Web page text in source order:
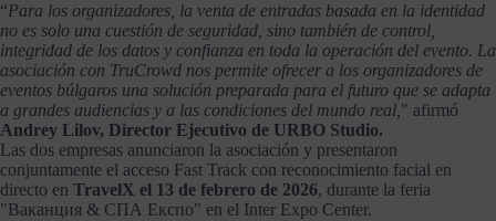
“Para los organizadores, la venta de entradas basada en la identidad
no es solo una cuestión de seguridad, sino también de control,
integridad de los datos y confianza en toda la operación del evento. La
asociación con TruCrowd nos permite ofrecer a los organizadores de
eventos búlgaros una solución preparada para el futuro que se adapta
a grandes audiencias y a las condiciones del mundo real, " afirmó
Andrey Lilov, Director Ejecutivo de URBO Studio.
Las dos empresas anunciaron la asociación y presentaron
conjuntamente el acceso Fast Track con reconocimiento facial en
directo en TravelX el 13 de febrero de 2026, durante la feria
"Ваканция & СПА Експо" en el Inter Expo Center.